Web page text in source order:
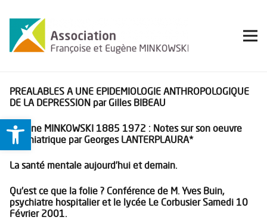
Ouvrir la barre d’outils
PREALABLES A UNE EPIDEMIOLOGIE ANTHROPOLOGIQUE
DE LA DEPRESSION par Gilles BIBEAU
Eugène MINKOWSKI 1885 1972 : Notes sur son oeuvre
psychiatrique par Georges LANTERPLAURA*
La santé mentale aujourd’hui et demain.
Qu’est ce que la folie ? Conférence de M. Yves Buin,
psychiatre hospitalier et le lycée Le Corbusier Samedi 10
Février 2001.